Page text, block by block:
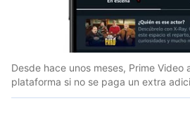
Desde hace unos meses, Prime Video
plataforma si no se paga un extra